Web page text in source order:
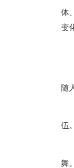
体
变
随
伍。
舞。